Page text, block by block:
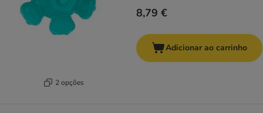
2 opções
8,79 €
Adicionar ao carrinho